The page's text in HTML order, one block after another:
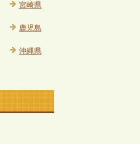
宮崎県
鹿児島
沖縄県